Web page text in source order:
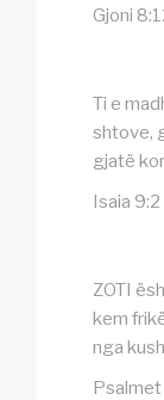
Gjoni
Ti e
shtove,
gjatë
Isaia 9:2
ZOTI
kem
nga
Psalmet